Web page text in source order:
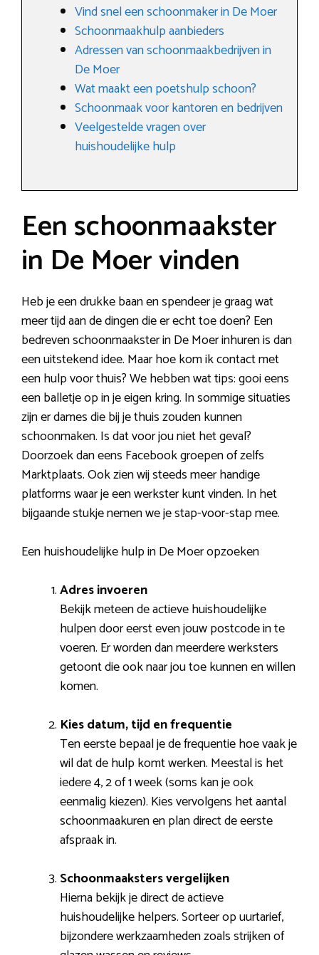
Vind snel een schoonmaker in De Moer
Schoonmaakhulp aanbieders
Adressen van schoonmaakbedrijven in
De Moer
Wat maakt een poetshulp schoon?
Schoonmaak voor kantoren en bedrijven
Veelgestelde vragen over
huishoudelijke hulp
Een schoonmaakster
in De Moer vinden
Heb je een drukke baan en spendeer je graag wat
meer tijd aan de dingen die er echt toe doen? Een
bedreven schoonmaakster in De Moer inhuren is dan
een uitstekend idee. Maar hoe kom ik contact met
een hulp voor thuis? We hebben wat tips: gooi eens
een balletje op in je eigen kring. In sommige situaties
zijn er dames die bij je thuis zouden kunnen
schoonmaken. Is dat voor jou niet het geval?
Doorzoek dan eens Facebook groepen of zelfs
Marktplaats. Ook zien wij steeds meer handige
platforms waar je een werkster kunt vinden. In het
bijgaande stukje nemen we je stap-voor-stap mee.
Een huishoudelijke hulp in De Moer opzoeken
Adres invoeren
Bekijk meteen de actieve huishoudelijke
hulpen door eerst even jouw postcode in te
voeren. Er worden dan meerdere werksters
getoont die ook naar jou toe kunnen en willen
komen.
Kies datum, tijd en frequentie
Ten eerste bepaal je de frequentie hoe vaak je
wil dat de hulp komt werken. Meestal is het
iedere 4, 2 of 1 week (soms kan je ook
eenmalig kiezen). Kies vervolgens het aantal
schoonmaakuren en plan direct de eerste
afspraak in.
Schoonmaaksters vergelijken
Hierna bekijk je direct de actieve
huishoudelijke helpers. Sorteer op uurtarief,
bijzondere werkzaamheden zoals strijken of